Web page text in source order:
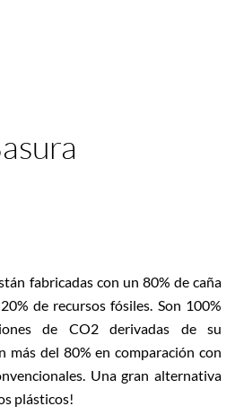
fabricadas con un 80% de caña
de recursos fósiles. Son 100%
de CO2 derivadas de su
más del 80% en comparación con
Una gran alternativa
plásticos!